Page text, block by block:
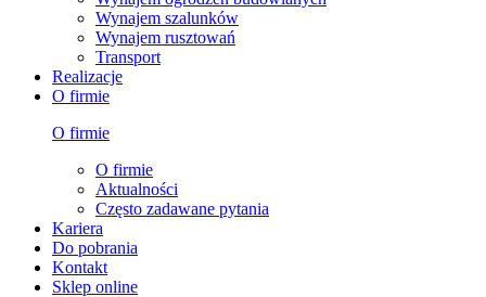
Wynajem szalunków
Wynajem rusztowań
Transport
Realizacje
O firmie
O firmie
O firmie
Aktualności
Często zadawane pytania
Kariera
Do pobrania
Kontakt
Sklep online